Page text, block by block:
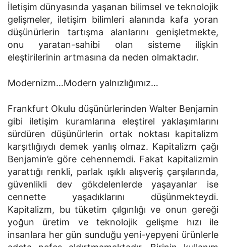
İletişim dünyasında yaşanan bilimsel ve teknolojik
gelişmeler, iletişim bilimleri alanında kafa yoran
düşünürlerin tartışma alanlarını genişletmekte,
onu yaratan-sahibi olan sisteme ilişkin
eleştirilerinin artmasına da neden olmaktadır.
Modernizm…Modern yalnızlığımız…
Frankfurt Okulu düşünürlerinden Walter Benjamin
gibi iletişim kuramlarına eleştirel yaklaşımlarını
sürdüren düşünürlerin ortak noktası kapitalizm
karşıtlığıydı demek yanlış olmaz. Kapitalizm çağı
Benjamin’e göre cehennemdi. Fakat kapitalizmin
yarattığı renkli, parlak ışıklı alışveriş çarşılarında,
güvenlikli dev gökdelenlerde yaşayanlar ise
cennette yaşadıklarını düşünmekteydi.
Kapitalizm, bu tüketim çılgınlığı ve onun gereği
yoğun üretim ve teknolojik gelişme hızı ile
insanlara her gün sunduğu yeni-yepyeni ürünlerle